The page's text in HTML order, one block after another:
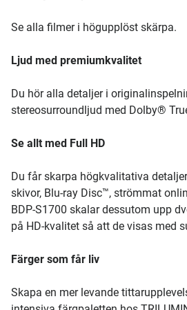
Se alla filmer i högupplöst skärpa.
Ljud med premiumkvalitet
Du hör alla detaljer i
stereosurroundljud med Dolby®
Se allt med Full HD
Du får skarpa högkvalitativa
skivor, Blu-ray Disc™, strömmat
BDP-S1700 skalar dessutom upp
på HD-kvalitet så att de visas med
Färger som får liv
Skapa en mer levande